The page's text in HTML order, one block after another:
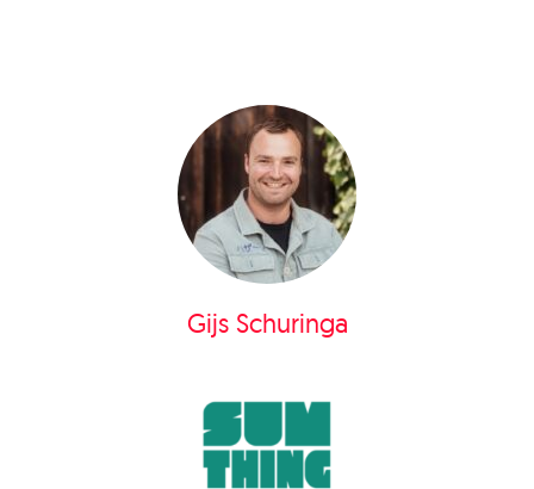
Gijs Schuringa